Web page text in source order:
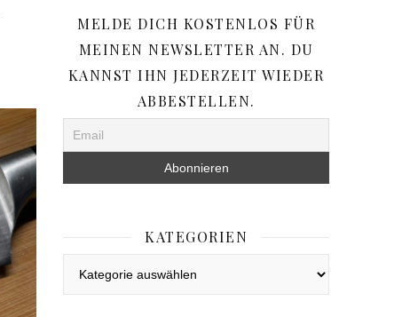
MELDE DICH KOSTENLOS FÜR
MEINEN NEWSLETTER AN. DU
KANNST IHN JEDERZEIT WIEDER
ABBESTELLEN.
KATEGORIEN